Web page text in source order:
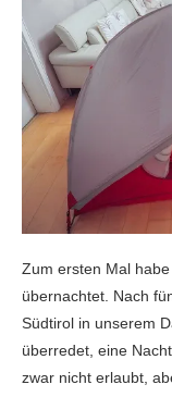
Zum ersten Mal
übernachtet. Nach
Südtirol in unserem
überredet, eine
zwar nicht erlaubt,